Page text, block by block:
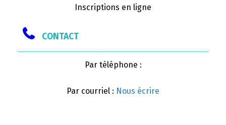
Inscriptions en ligne
CONTACT
Par téléphone :
Par courriel : Nous écrire